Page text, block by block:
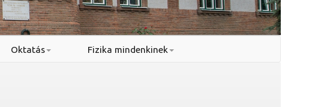
Oktatás Fizika mindenkinek